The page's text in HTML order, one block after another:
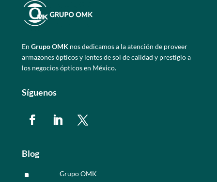
En Grupo OMKnos dedicamos a la atención de proveer
armazones ópticos y lentes de sol de calidad y prestigio a
los negocios ópticos en México.
Síguenos
Blog
^ Grupo OMK